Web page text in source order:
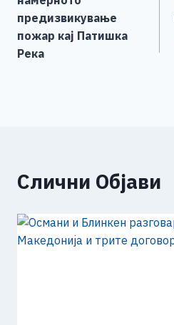
предизвикување
пожар кај Патишка
Река
Слични Објави